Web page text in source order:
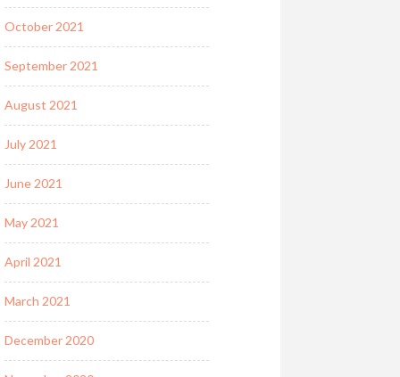
October 2021
September 2021
August 2021
July 2021
June 2021
May 2021
April 2021
March 2021
December 2020